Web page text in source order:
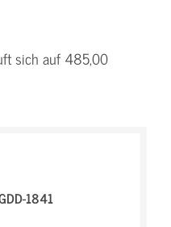
sich auf 485,00
1841